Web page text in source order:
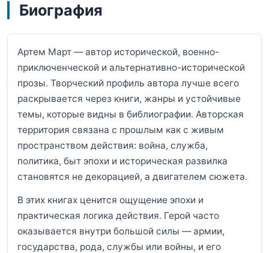
Биография
Артем Март — автор исторической, военно-
приключенческой и альтернативно-исторической
прозы. Творческий профиль автора лучше всего
раскрывается через книги, жанры и устойчивые
темы, которые видны в библиографии. Авторская
территория связана с прошлым как с живым
пространством действия: война, служба,
политика, быт эпохи и историческая развилка
становятся не декорацией, а двигателем сюжета.
В этих книгах ценится ощущение эпохи и
практическая логика действия. Герой часто
оказывается внутри большой силы — армии,
государства, рода, службы или войны, и его